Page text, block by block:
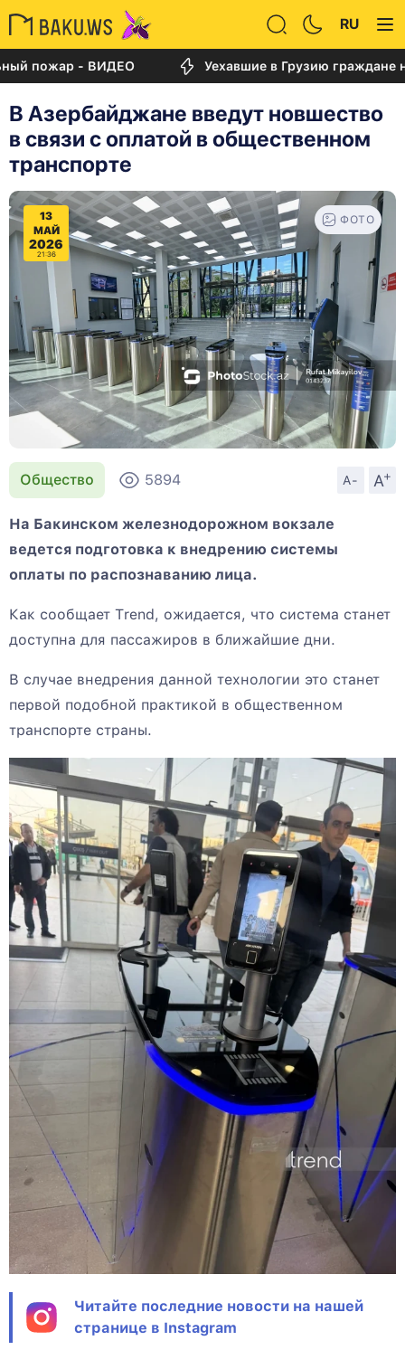
RU
- ВИДЕО Уехавшие в Грузию граждане не
В Азербайджане введут новшество
в связи с оплатой в общественном
транспорте
13
МАЙ
2026
21:36
ФОТО
Общество 5894 A- A
+
На Бакинском железнодорожном вокзале
ведется подготовка к внедрению системы
оплаты по распознаванию лица.
Как сообщает Тrend, ожидается, что система станет
доступна для пассажиров в ближайшие дни.
В случае внедрения данной технологии это станет
первой подобной практикой в общественном
транспорте страны.
Читайте последние новости на нашей
странице в Instagram